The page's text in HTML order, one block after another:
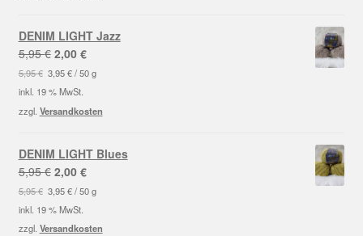
DENIM LIGHT Jazz
5,95€ Ursprünglicher
Preis
war:
5,95 €
2,00 €Aktueller
Preis
2,00 €.
5,95€ 3,95€/50 g
inkl. 19 % MwSt.
zzgl. Versandkosten
DENIM LIGHT Blues
5,95€ Ursprünglicher
Preis
war:
5,95 €
2,00 €Aktueller
Preis
2,00 €.
5,95€ 3,95€/50 g
inkl. 19 % MwSt.
zzgl. Versandkosten